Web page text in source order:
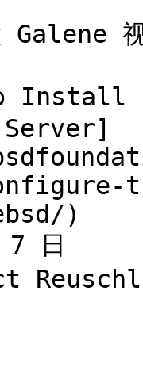
Galene
Install
)
日